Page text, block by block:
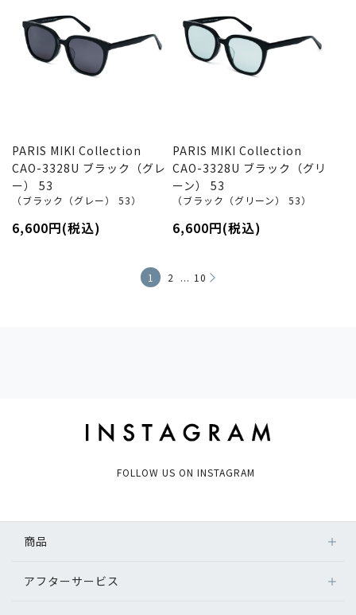
PARIS MIKI Collection
CAO-3328U ブラック（グレ
ー） 53
（ブラック（グレー） 53）
6,600円(税込)
PARIS MIKI Collection
CAO-3328U ブラック（グリ
ーン） 53
（ブラック（グリーン） 53）
6,600円(税込)
1 2 ... 10
FOLLOW US ON INSTAGRAM
商品
アフターサービス